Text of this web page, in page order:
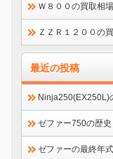
Ｗ８００の買取相
ＺＺＲ１２００の
最近の投稿
Ninja250(EX250L)
ゼファー750の歴史
ゼファーの最終年